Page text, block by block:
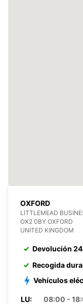
OXFORD
LITTLEMEAD
OX2 0BY OXFORD
UNITED KINGDOM
Devolución
Recogida
Vehículos
LU:
08:00 -